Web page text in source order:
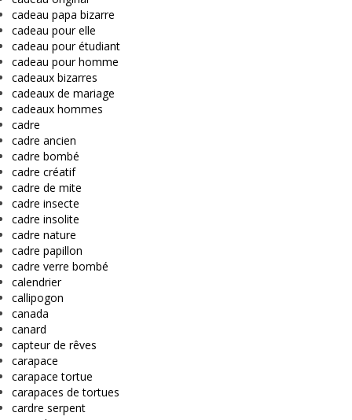
cadeau papa bizarre
cadeau pour elle
cadeau pour étudiant
cadeau pour homme
cadeaux bizarres
cadeaux de mariage
cadeaux hommes
cadre
cadre ancien
cadre bombé
cadre créatif
cadre de mite
cadre insecte
cadre insolite
cadre nature
cadre papillon
cadre verre bombé
calendrier
callipogon
canada
canard
capteur de rêves
carapace
carapace tortue
carapaces de tortues
cardre serpent